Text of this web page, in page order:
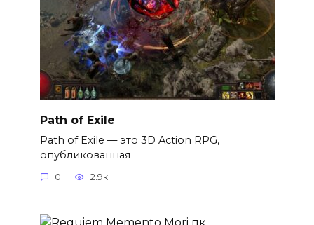
Path of Exile
Path of Exile — это 3D Action RPG,
опубликованная
0 2.9к.